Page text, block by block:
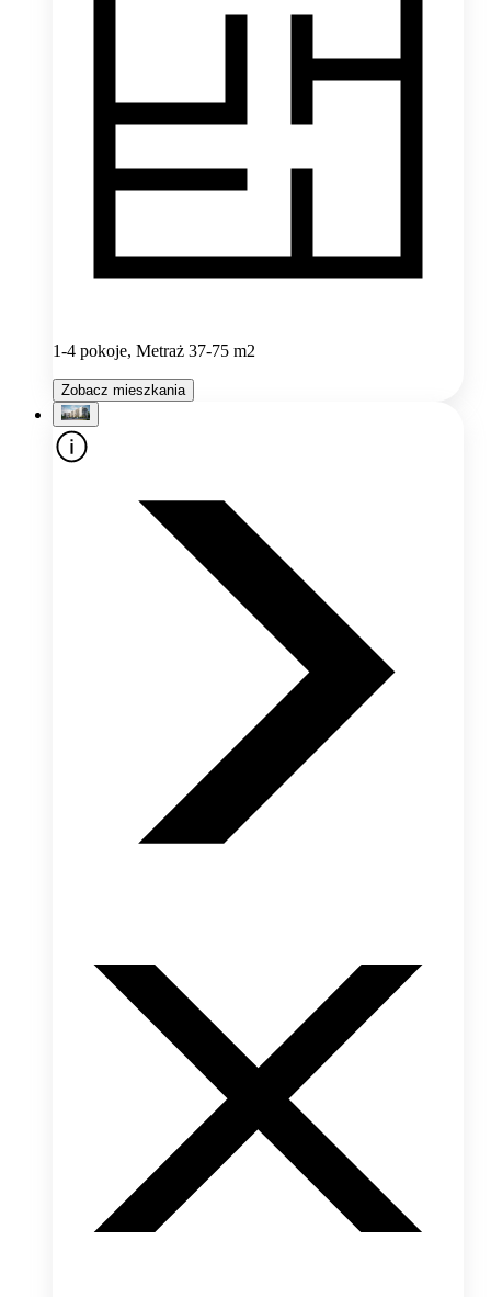
1-4 pokoje, Metraż 37-75 m2
Zobacz mieszkania